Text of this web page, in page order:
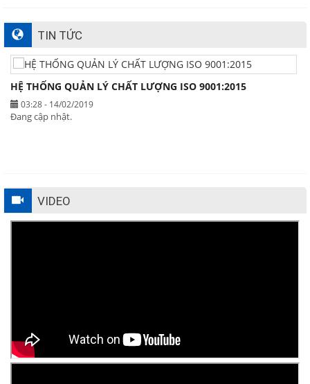
TIN TỨC
HỆ THỐNG QUẢN LÝ CHẤT LƯỢNG ISO 9001:2015
03:28 - 14/02/2019
Đang cập nhật.
VIDEO